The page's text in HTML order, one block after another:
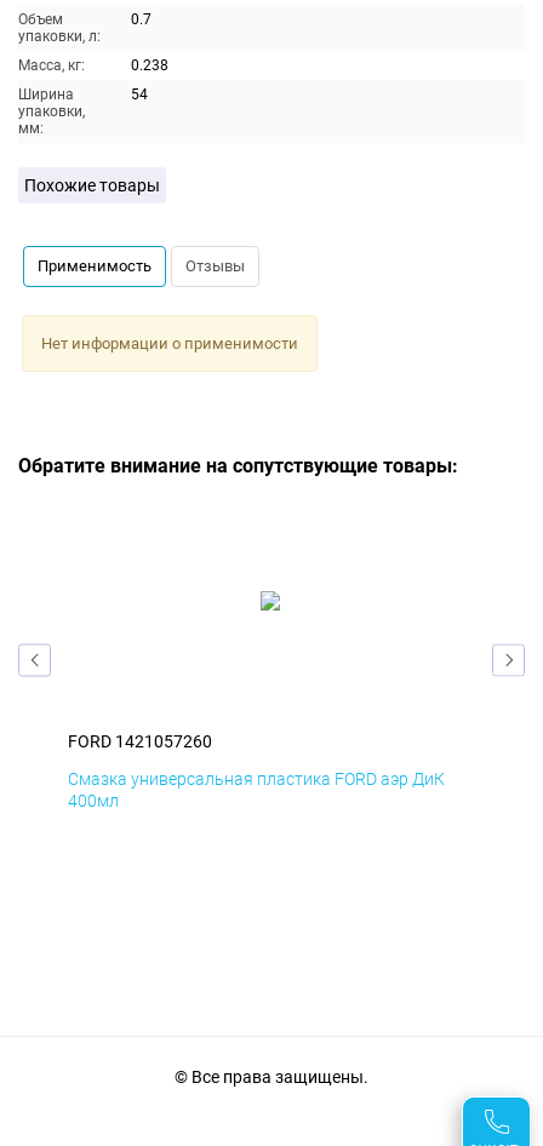
Объем
упаковки, л:
0.7
Масса, кг:
0.238
Ширина
упаковки,
мм:
54
Похожие товары
Применимость Отзывы
Нет информации о применимости
Обратите внимание на сопутствующие товары:
FORD 1421057260
Смазка универсальная пластика FORD аэр ДиК
400мл
© Все права защищены.